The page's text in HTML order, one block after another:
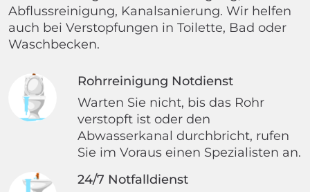
Abflussreinigung, Kanalsanierung. Wir helfen
auch bei Verstopfungen in Toilette, Bad oder
Waschbecken.
Rohrreinigung Notdienst
Warten Sie nicht, bis das Rohr
verstopft ist oder den
Abwasserkanal durchbricht, rufen
Sie im Voraus einen Spezialisten an.
24/7 Notfalldienst